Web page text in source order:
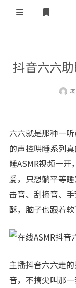
抖音六六
六六就是那种一
的声控哄睡系列
睡ASMR视频一
爱，只想躺平等
击音、刮擦音、
酥，脑子也跟着软
主播抖音六六走
音，不搞尖叫那